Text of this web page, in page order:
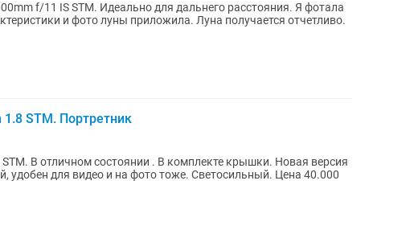
f/11 IS STM. Идеально для дальнего расстояния. Я фотала
и фото луны приложила. Луна получается отчетливо.
STM. Портретник
В отличном состоянии . В комплекте крышки. Новая версия
удобен для видео и на фото тоже. Светосильный. Цена 40.000